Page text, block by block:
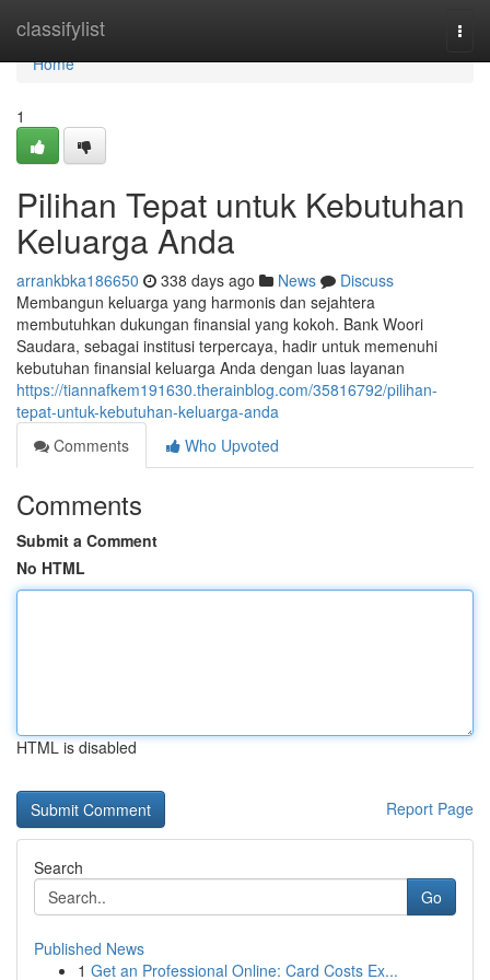
classifylist
Home
Home
1
Pilihan Tepat untuk Kebutuhan
Keluarga Anda
arrankbka186650 338 days ago News
Discuss
Membangun keluarga yang harmonis dan sejahtera
membutuhkan dukungan finansial yang kokoh. Bank Woori
Saudara, sebagai institusi terpercaya, hadir untuk memenuhi
kebutuhan finansial keluarga Anda dengan luas layanan
https://tiannafkem191630.therainblog.com/35816792/pilihan-
tepat-untuk-kebutuhan-keluarga-anda
Comments
Who Upvoted
Comments
Submit a Comment
No HTML
HTML is disabled
Report Page
Search
Go
Published News
1 Get an Professional Online: Card Costs Ex...